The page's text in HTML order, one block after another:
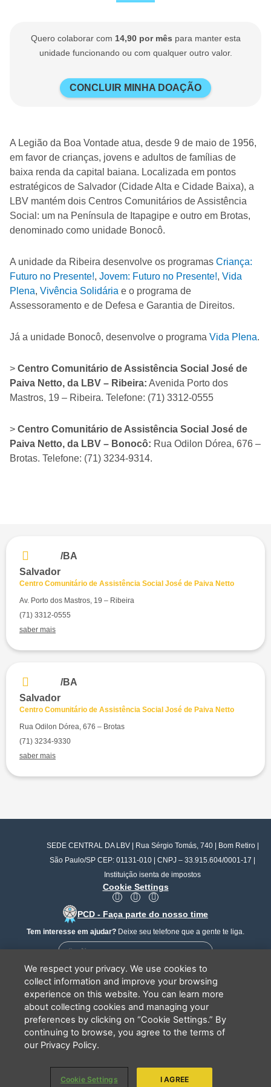
Quero colaborar com 14,90 por mês para manter esta
unidade funcionando ou com qualquer outro valor.
CONCLUIR MINHA DOAÇÃO
A Legião da Boa Vontade atua, desde 9 de maio de 1956,
em favor de crianças, jovens e adultos de famílias de
baixa renda da capital baiana. Localizada em pontos
estratégicos de Salvador (Cidade Alta e Cidade Baixa), a
LBV mantém dois Centros Comunitários de Assistência
Social: um na Península de Itapagipe e outro em Brotas,
denominado como unidade Bonocô.
A unidade da Ribeira desenvolve os programas Criança:
Futuro no Presente!, Jovem: Futuro no Presente!, Vida
Plena, Vivência Solidária e o programa de
Assessoramento e de Defesa e Garantia de Direitos.
Já a unidade Bonocô, desenvolve o programa Vida Plena.
> Centro Comunitário de Assistência Social José de
Paiva Netto, da LBV – Ribeira: Avenida Porto dos
Mastros, 19 – Ribeira. Telefone: (71) 3312-0555
> Centro Comunitário de Assistência Social José de
Paiva Netto, da LBV – Bonocô: Rua Odilon Dórea, 676 –
Brotas. Telefone: (71) 3234-9314.
Salvador
/BA
Centro Comunitário de Assistência Social José de Paiva Netto
Av. Porto dos Mastros, 19 – Ribeira
(71) 3312-0555
saber mais
Salvador
/BA
Centro Comunitário de Assistência Social José de Paiva Netto
Rua Odilon Dórea, 676 – Brotas
(71) 3234-9330
saber mais
SEDE CENTRAL DA LBV | Rua Sérgio Tomás, 740 | Bom Retiro |
São Paulo/SP CEP: 01131-010 | CNPJ – 33.915.604/0001-17 |
Instituição isenta de impostos
Cookie Settings
F
c
b
o
I
s
a
g
a
m
Y
u
u
b
PCD - Faça parte do nosso time
Tem interesse em ajudar? Deixe seu telefone que a gente te liga.
Li e concordo que minhas informações serão tratadas de
acordo com oAviso de Privacidadeda LBV
ENVIAR
Copyright 2026 - LBV - Legião da Boa Vontade. Todos os direitos
We respect your privacy. We use cookies to
collect information and improve your browsing
experience on this website. You can learn more
about collecting cookies and managing your
preferences by clicking on “Cookie Settings.” By
continuing to browse, you agree to the terms of
our Privacy Policy.
Cookie Settings I AGREE